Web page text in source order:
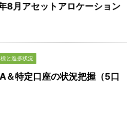
8月アセットアロケーション
と進捗状況
＆特定口座の状況把握（5口